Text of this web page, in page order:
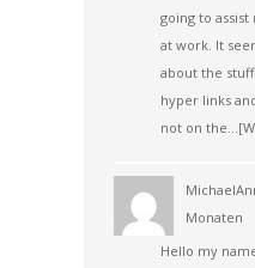
going to
at work. It
about the
hyper links
not on the…
Monaten
Hello my